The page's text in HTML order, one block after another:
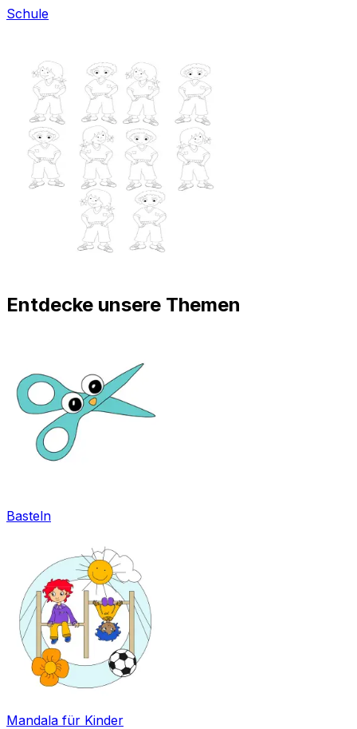
Schule
Entdecke unsere Themen
Basteln
Mandala für Kinder